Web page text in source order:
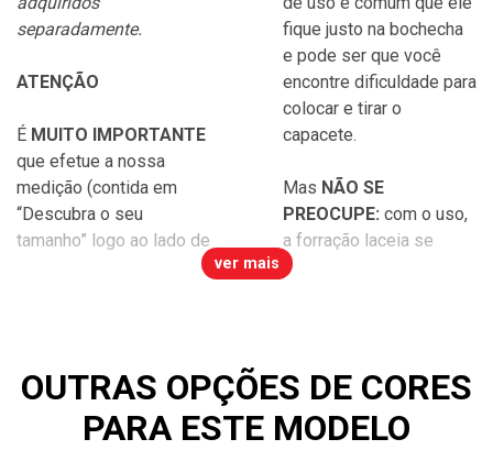
separadamente.
ATENÇÃO
É MUITO IMPORTANTE
que efetue a nossa
medição (contida em
“Descubra o seu
tamanho” logo ao lado de
fique justo na bochecha
e pode ser que você
encontre dificuldade para
colocar e tirar o
capacete.
Mas NÃO SE
PREOCUPE: com o uso,
a forração laceia se
ver mais
OUTRAS OPÇÕES DE CORES
PARA ESTE MODELO